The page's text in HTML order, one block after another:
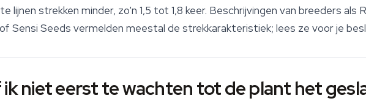
lijnen strekken minder, zo'n 1,5 tot 1,8 keer. Beschrijvingen van breeders als
Sensi Seeds vermelden meestal de strekkarakteristiek; lees ze voor je
niet eerst te wachten tot de plant het